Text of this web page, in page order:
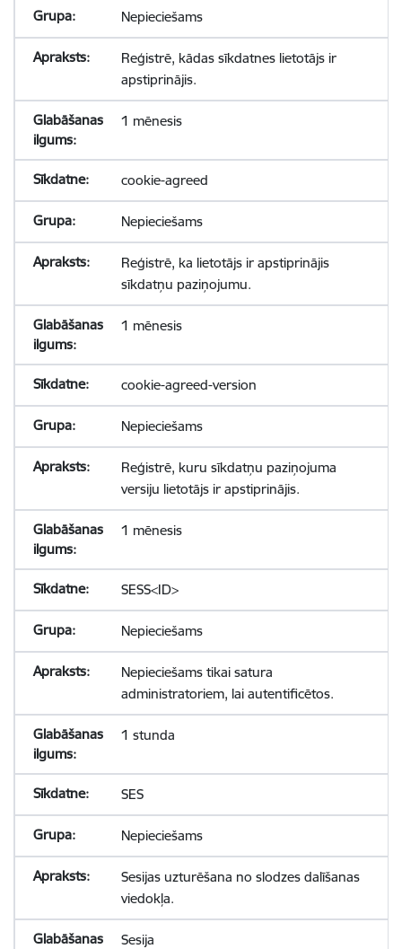
Nepieciešams
Reģistrē, kādas sīkdatnes lietotājs ir
apstiprinājis.
1 mēnesis
cookie-agreed
Nepieciešams
Reģistrē, ka lietotājs ir apstiprinājis
sīkdatņu paziņojumu.
1 mēnesis
cookie-agreed-version
Nepieciešams
Reģistrē, kuru sīkdatņu paziņojuma
versiju lietotājs ir apstiprinājis.
1 mēnesis
SESS<ID>
Nepieciešams
Nepieciešams tikai satura
administratoriem, lai autentificētos.
1 stunda
SES
Nepieciešams
Sesijas uzturēšana no slodzes dalīšanas
viedokļa.
Sesija